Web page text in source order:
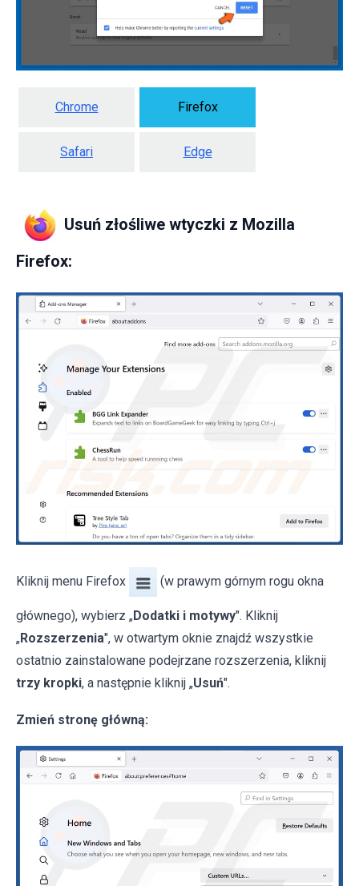
Chrome Firefox
Safari Edge
Usuń złośliwe wtyczki z Mozilla
Firefox:
Kliknij menu Firefox (w prawym górnym rogu okna
głównego), wybierz „Dodatki i motywy". Kliknij
„Rozszerzenia", w otwartym oknie znajdź wszystkie
ostatnio zainstalowane podejrzane rozszerzenia, kliknij
trzy kropki, a następnie kliknij „Usuń".
Zmień stronę główną: